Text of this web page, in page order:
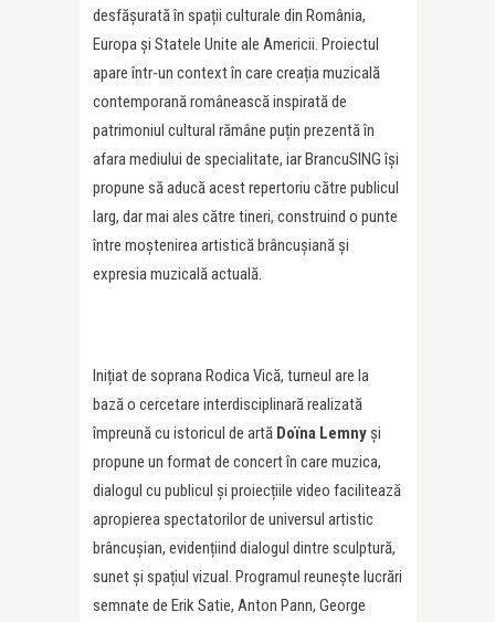
desfășurată în spații culturale din România,
Europa și Statele Unite ale Americii. Proiectul
apare într-un context în care creația muzicală
contemporană românească inspirată de
patrimoniul cultural rămâne puțin prezentă în
afara mediului de specialitate, iar BrancuSING își
propune să aducă acest repertoriu către publicul
larg, dar mai ales către tineri, construind o punte
între moștenirea artistică brâncușiană și
expresia muzicală actuală.
Inițiat de soprana Rodica Vică, turneul are la
bază o cercetare interdisciplinară realizată
împreună cu istoricul de artă Doïna Lemny și
propune un format de concert în care muzica,
dialogul cu publicul și proiecțiile video facilitează
apropierea spectatorilor de universul artistic
brâncușian, evidențiind dialogul dintre sculptură,
sunet și spațiul vizual. Programul reunește lucrări
semnate de Erik Satie, Anton Pann, George